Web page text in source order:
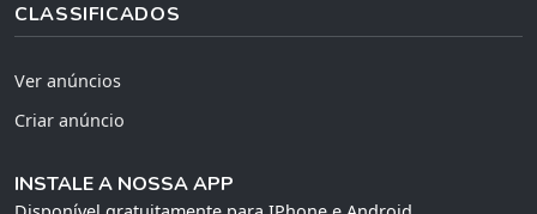
CLASSIFICADOS
Ver anúncios
Criar anúncio
INSTALE A NOSSA APP